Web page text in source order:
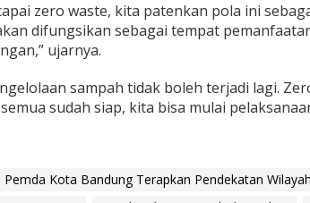
zero waste, kita patenkan pola ini
difungsikan sebagai tempat
ujarnya.
sampah tidak boleh terjadi lagi.
sudah siap, kita bisa mulai
Pemda Kota Bandung Terapkan Pendekatan Wilayah